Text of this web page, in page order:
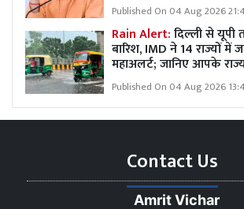
Published On 04 Aug 2026
Rain Alert:दिल्ली से
बारिश, IMD ने 14 राज्यों में
महाअलर्ट; जानिए आपके
Published On 04 Aug 2026
Contact Us
Amrit Vichar